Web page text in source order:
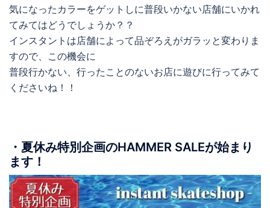
気になったカラーをゲットしに普段いかない店舗にいかれ
てみてはどうでしょうか？？
インスタントは店舗によって品ぞろえがガラッと変わりま
すので、この機会に
普段行かない、行ったことのないお店に遊びに行ってみて
くださいね！！
・夏休み特別企画のHAMMER SALEが始まり
ます！